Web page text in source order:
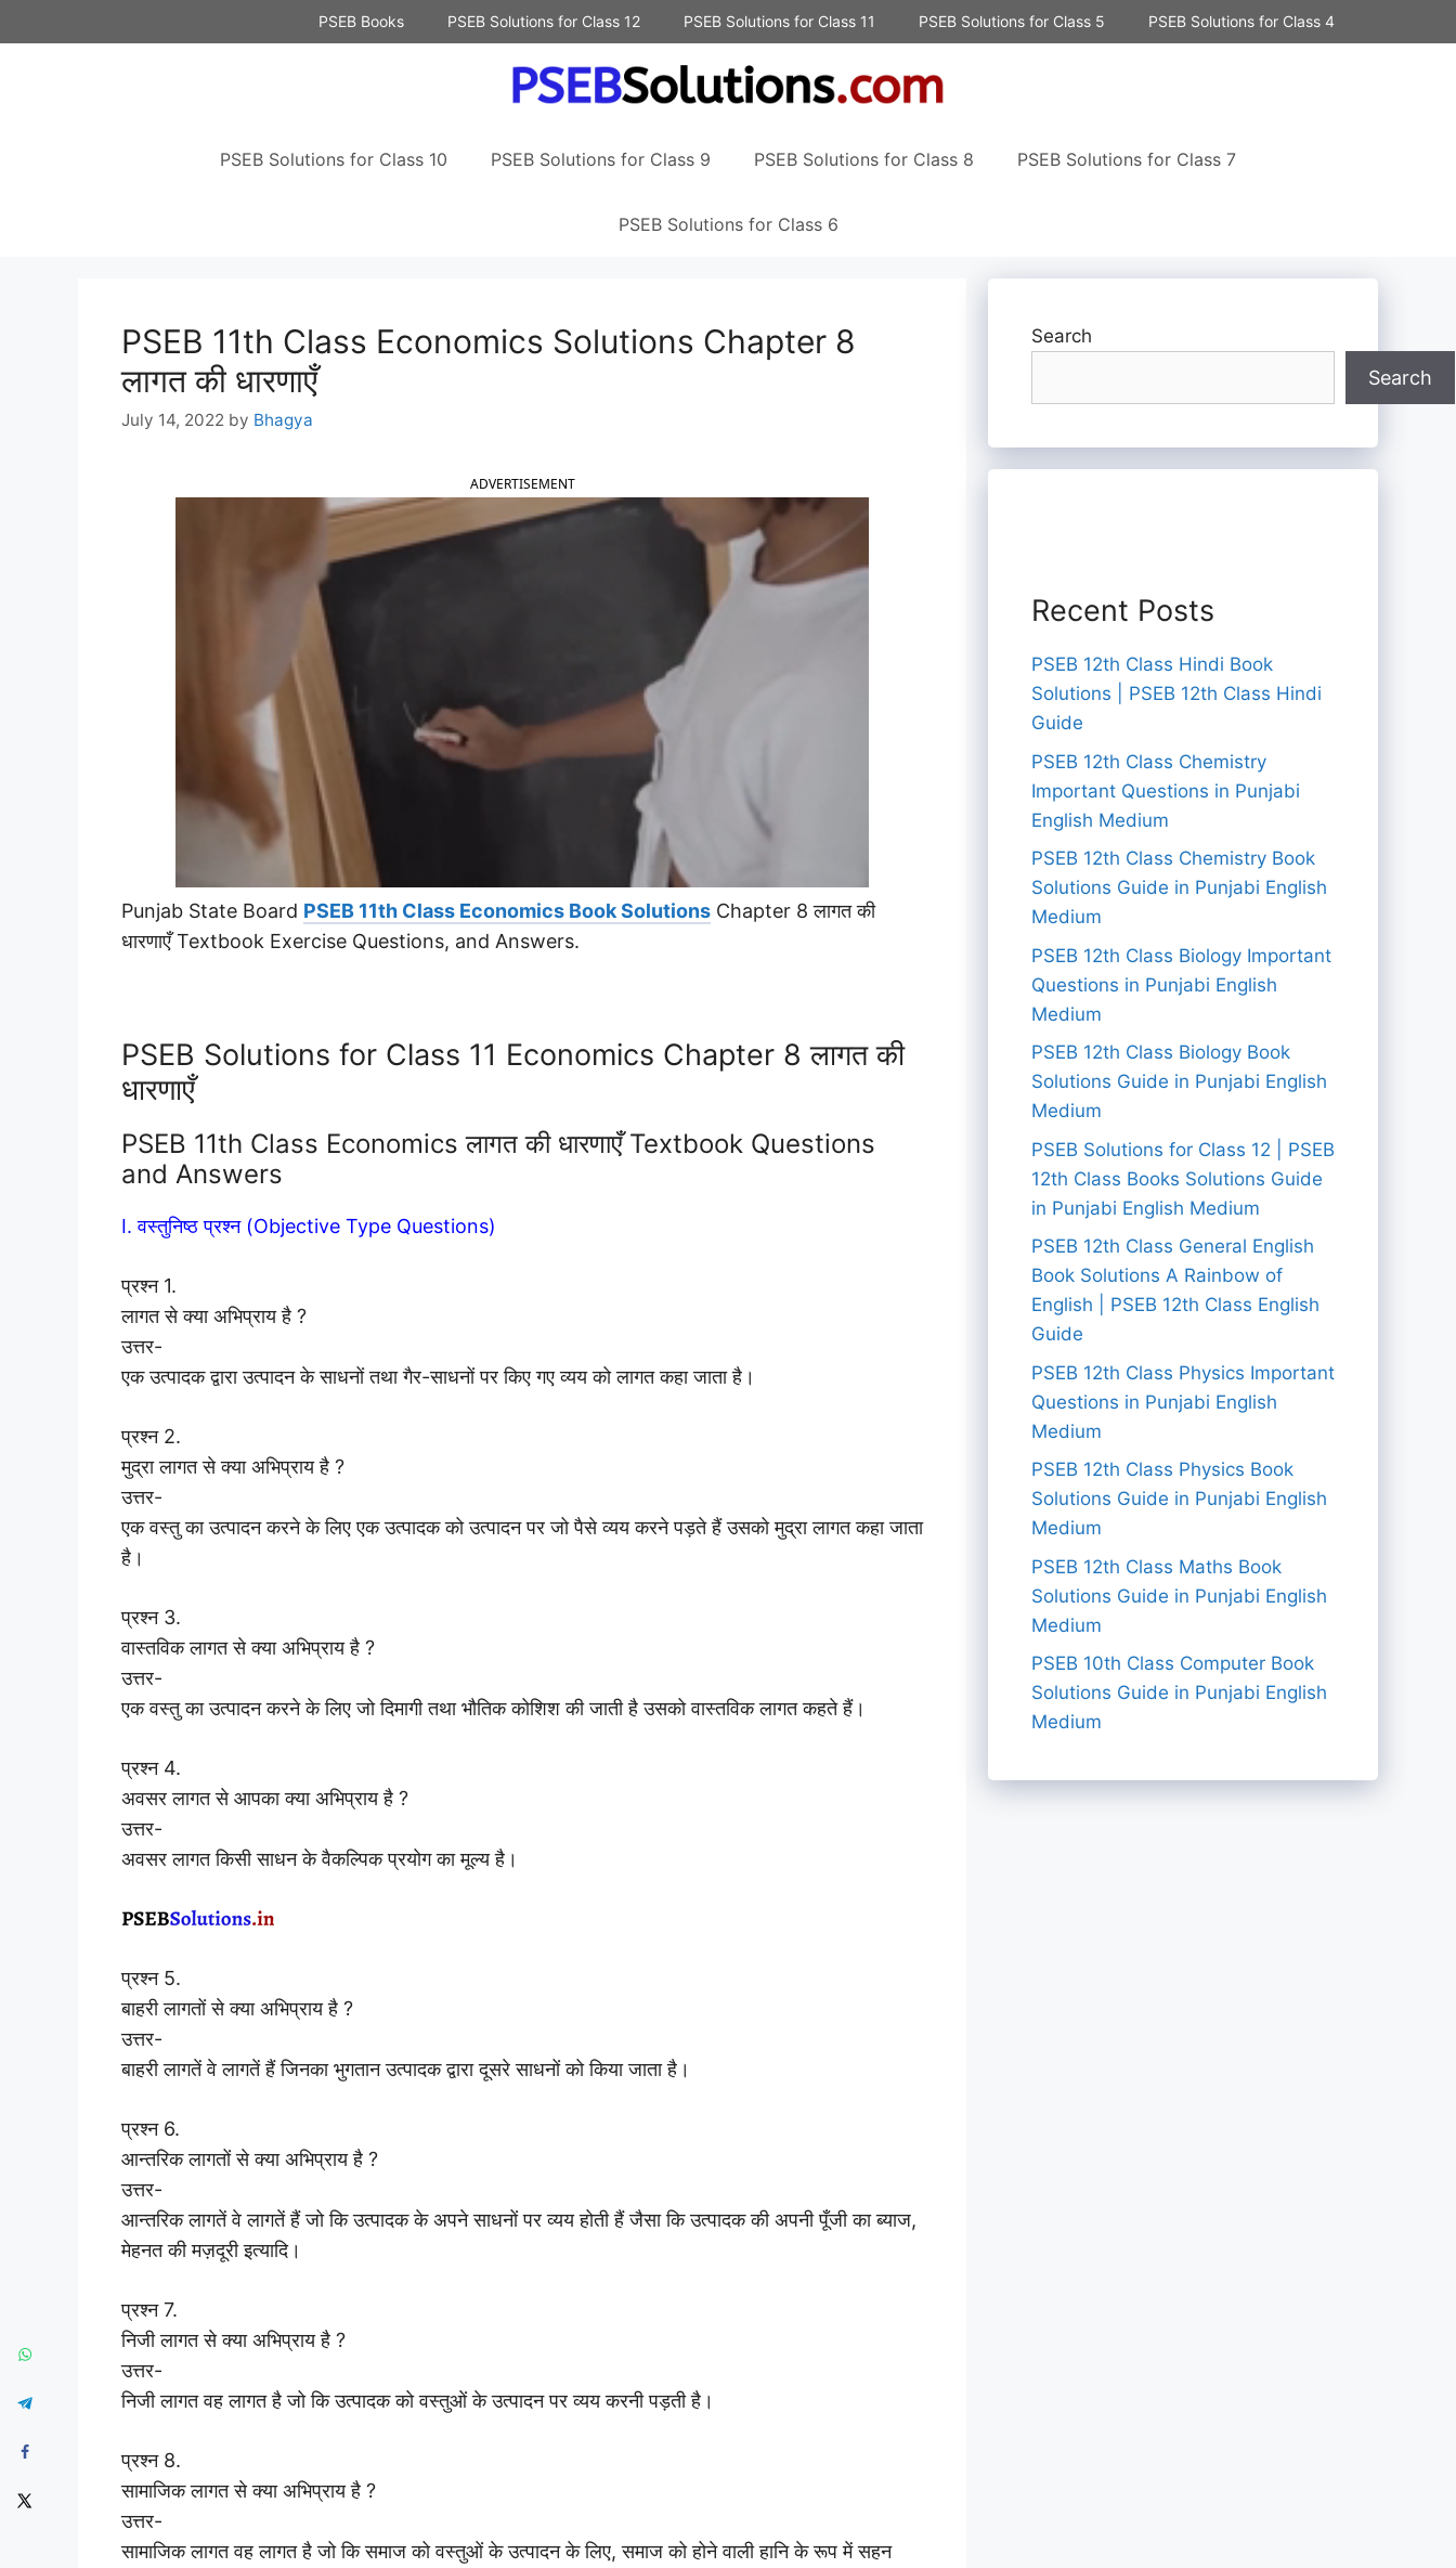
to
PSEB Books PSEB Solutions for Class 12 PSEB Solutions for Class 11 PSEB Solutions for Class 5 PSEB Solutions for Class 4
PSEB Solutions for Class 10 PSEB Solutions for Class 9 PSEB Solutions for Class 8 PSEB Solutions for Class 7
PSEB Solutions for Class 6
PSEB 11th Class Economics Solutions Chapter 8
लागत की धारणाएँ
July 14, 2022 by Bhagya
ADVERTISEMENT
Punjab State Board PSEB 11th Class Economics Book Solutions Chapter 8 लागत की
धारणाएँ Textbook Exercise Questions, and Answers.
PSEB Solutions for Class 11 Economics Chapter 8 लागत की
धारणाएँ
PSEB 11th Class Economics लागत की धारणाएँ Textbook Questions
and Answers
I. वस्तुनिष्ठ प्रश्न (Objective Type Questions)
प्रश्न 1.
लागत से क्या अभिप्राय है ?
उत्तर-
एक उत्पादक द्वारा उत्पादन के साधनों तथा गैर-साधनों पर किए गए व्यय को लागत कहा जाता है।
प्रश्न 2.
मुद्रा लागत से क्या अभिप्राय है ?
उत्तर-
एक वस्तु का उत्पादन करने के लिए एक उत्पादक को उत्पादन पर जो पैसे व्यय करने पड़ते हैं उसको मुद्रा लागत कहा जाता
है।
प्रश्न 3.
वास्तविक लागत से क्या अभिप्राय है ?
उत्तर-
एक वस्तु का उत्पादन करने के लिए जो दिमागी तथा भौतिक कोशिश की जाती है उसको वास्तविक लागत कहते हैं।
प्रश्न 4.
अवसर लागत से आपका क्या अभिप्राय है ?
उत्तर-
अवसर लागत किसी साधन के वैकल्पिक प्रयोग का मूल्य है।
प्रश्न 5.
बाहरी लागतों से क्या अभिप्राय है ?
उत्तर-
बाहरी लागतें वे लागतें हैं जिनका भुगतान उत्पादक द्वारा दूसरे साधनों को किया जाता है।
प्रश्न 6.
आन्तरिक लागतों से क्या अभिप्राय है ?
उत्तर-
आन्तरिक लागतें वे लागतें हैं जो कि उत्पादक के अपने साधनों पर व्यय होती हैं जैसा कि उत्पादक की अपनी पूँजी का ब्याज,
मेहनत की मज़दूरी इत्यादि।
प्रश्न 7.
निजी लागत से क्या अभिप्राय है ?
उत्तर-
निजी लागत वह लागत है जो कि उत्पादक को वस्तुओं के उत्पादन पर व्यय करनी पड़ती है।
प्रश्न 8.
सामाजिक लागत से क्या अभिप्राय है ?
उत्तर-
सामाजिक लागत वह लागत है जो कि समाज को वस्तुओं के उत्पादन के लिए, समाज को होने वाली हानि के रूप में सहन
Search
Search
Recent Posts
PSEB 12th Class Hindi Book
Solutions | PSEB 12th Class Hindi
Guide
PSEB 12th Class Chemistry
Important Questions in Punjabi
English Medium
PSEB 12th Class Chemistry Book
Solutions Guide in Punjabi English
Medium
PSEB 12th Class Biology Important
Questions in Punjabi English
Medium
PSEB 12th Class Biology Book
Solutions Guide in Punjabi English
Medium
PSEB Solutions for Class 12 | PSEB
12th Class Books Solutions Guide
in Punjabi English Medium
PSEB 12th Class General English
Book Solutions A Rainbow of
English | PSEB 12th Class English
Guide
PSEB 12th Class Physics Important
Questions in Punjabi English
Medium
PSEB 12th Class Physics Book
Solutions Guide in Punjabi English
Medium
PSEB 12th Class Maths Book
Solutions Guide in Punjabi English
Medium
PSEB 10th Class Computer Book
Solutions Guide in Punjabi English
Medium